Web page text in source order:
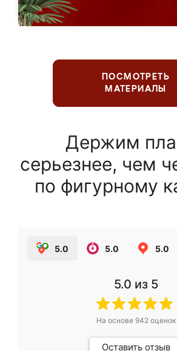
ПОСМОТРЕТЬ
МАТЕРИАЛЫ
Держим
серьезнее, чем
по фигурному
5.0 5.0 5.0
5.0 из 5
На основе 942оценок
Оставить отзыв